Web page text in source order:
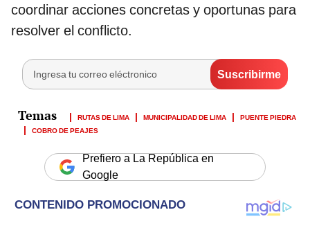
coordinar acciones concretas y oportunas para
resolver el conflicto.
RUTAS DE LIMA MUNICIPALIDAD DE LIMA
PUENTE PIEDRA
COBRO DE PEAJES
Prefiero a La República en
Google